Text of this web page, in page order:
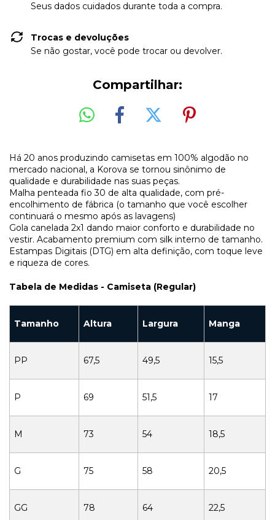
Seus dados cuidados durante toda a compra.
Trocas e devoluções
Se não gostar, você pode trocar ou devolver.
Compartilhar:
Há 20 anos produzindo camisetas em 100% algodão no
mercado nacional, a Korova se tornou sinônimo de
qualidade e durabilidade nas suas peças.
Malha penteada fio 30 de alta qualidade, com pré-
encolhimento de fábrica (o tamanho que você escolher
continuará o mesmo após as lavagens)
Gola canelada 2x1 dando maior conforto e durabilidade no
vestir. Acabamento premium com silk interno de tamanho.
Estampas Digitais (DTG) em alta definição, com toque leve
e riqueza de cores.
Tabela de Medidas - Camiseta (Regular)
Tamanho Altura Largura Manga
PP 67,5 49,5 15,5
P 69 51,5 17
M 73 54 18,5
G 75 58 20,5
GG 78 64 22,5